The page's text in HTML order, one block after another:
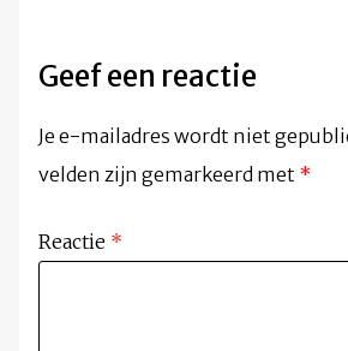
Geef een reactie
Je e-mailadres wordt niet
velden zijn gemarkeerd met *
Reactie *